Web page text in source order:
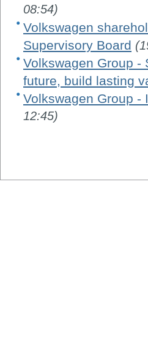
08:54)
Volkswagen
Supervisory Board
Volkswagen Group -
future, build lasting
Volkswagen Group -
12:45)